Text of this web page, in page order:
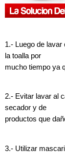
1.- Luego de lavar
la toalla por
mucho tiempo ya
2.- Evitar lavar al
secador y de
productos que
3.- Utilizar